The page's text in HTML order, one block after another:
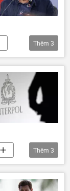
Thêm 3
Thêm 3